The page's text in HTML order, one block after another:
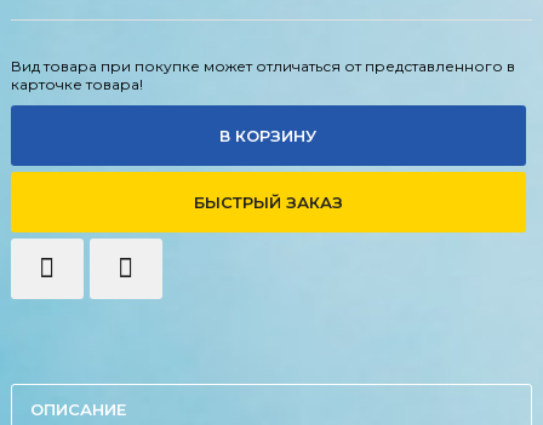
Вид товара при покупке может отличаться от представленного в
карточке товара!
В КОРЗИНУ
БЫСТРЫЙ ЗАКАЗ
ОПИСАНИЕ